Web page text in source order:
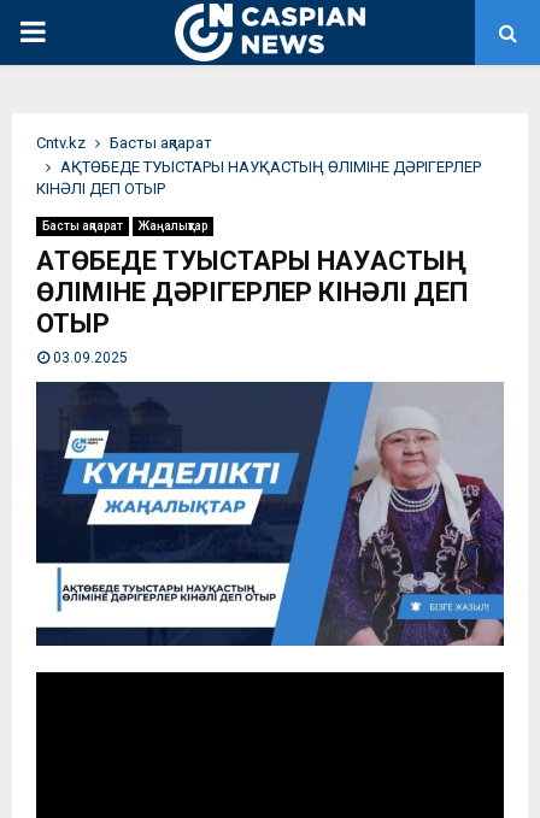
PRIMARY
Сntv.kz
Басты ақпарат
АҚТӨБЕДЕ ТУЫСТАРЫ НАУҚАСТЫҢ ӨЛІМІНЕ ДӘРІГЕРЛЕР
КІНӘЛІ ДЕП ОТЫР
Басты ақпарат Жаңалықтар
АҚТӨБЕДЕ ТУЫСТАРЫ НАУҚАСТЫҢ
ӨЛІМІНЕ ДӘРІГЕРЛЕР КІНӘЛІ ДЕП
ОТЫР
03.09.2025